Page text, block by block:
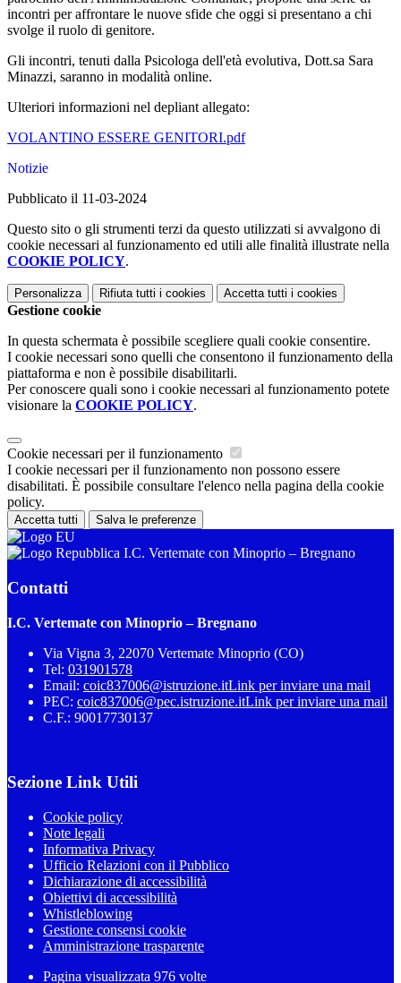
incontri per affrontare le nuove sfide che oggi si presentano a chi
svolge il ruolo di genitore.
Gli incontri, tenuti dalla Psicologa dell'età evolutiva, Dott.sa Sara
Minazzi, saranno in modalità online.
Ulteriori informazioni nel depliant allegato:
VOLANTINO ESSERE GENITORI.pdf
Notizie
Pubblicato il 11-03-2024
Questo sito o gli strumenti terzi da questo utilizzati si avvalgono di
cookie necessari al funzionamento ed utili alle finalità illustrate nella
COOKIE POLICY.
Personalizza Rifiuta tutti i cookies Accetta tutti i cookies
Gestione cookie
In questa schermata è possibile scegliere quali cookie consentire.
I cookie necessari sono quelli che consentono il funzionamento della
piattaforma e non è possibile disabilitarli.
Per conoscere quali sono i cookie necessari al funzionamento potete
visionare la COOKIE POLICY.
Cookie necessari per il funzionamento
I cookie necessari per il funzionamento non possono essere
disabilitati. È possibile consultare l'elenco nella pagina della cookie
policy.
Accetta tutti Salva le preferenze
I.C. Vertemate con Minoprio – Bregnano
Contatti
I.C. Vertemate con Minoprio – Bregnano
Via Vigna 3, 22070 Vertemate Minoprio (CO)
Tel: 031901578
Email: coic837006@istruzione.itLink per inviare una mail
PEC: coic837006@pec.istruzione.itLink per inviare una mail
C.F.: 90017730137
Sezione Link Utili
Cookie policy
Note legali
Informativa Privacy
Ufficio Relazioni con il Pubblico
Dichiarazione di accessibilità
Obiettivi di accessibilità
Whistleblowing
Gestione consensi cookie
Amministrazione trasparente
Pagina visualizzata 976 volte